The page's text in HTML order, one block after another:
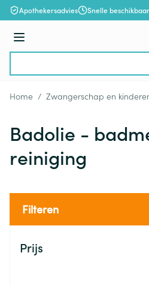
Ga naar de inhoud
Apothekersadvies Snelle
Menu
Home / Zwangerschap en
Badolie -
reiniging
Filteren
Prijs